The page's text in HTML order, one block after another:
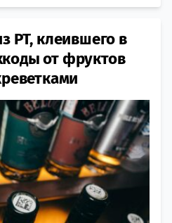
РТ, клеившего в
от фруктов